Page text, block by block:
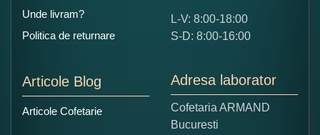
Unde livram?
Politica de returnare
Articole Blog
Articole Cofetarie
L-V: 8:00-18:00
S-D: 8:00-16:00
Adresa laborator
Cofetaria ARMAND
Bucuresti